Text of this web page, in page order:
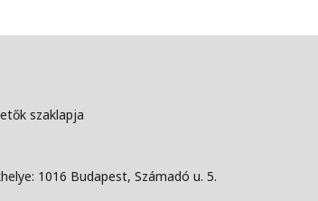
szaklapja
1016 Budapest, Számadó u. 5.